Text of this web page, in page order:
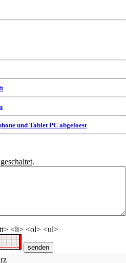
und Tablet PC abgeloest
.
<li> <ol> <ul>